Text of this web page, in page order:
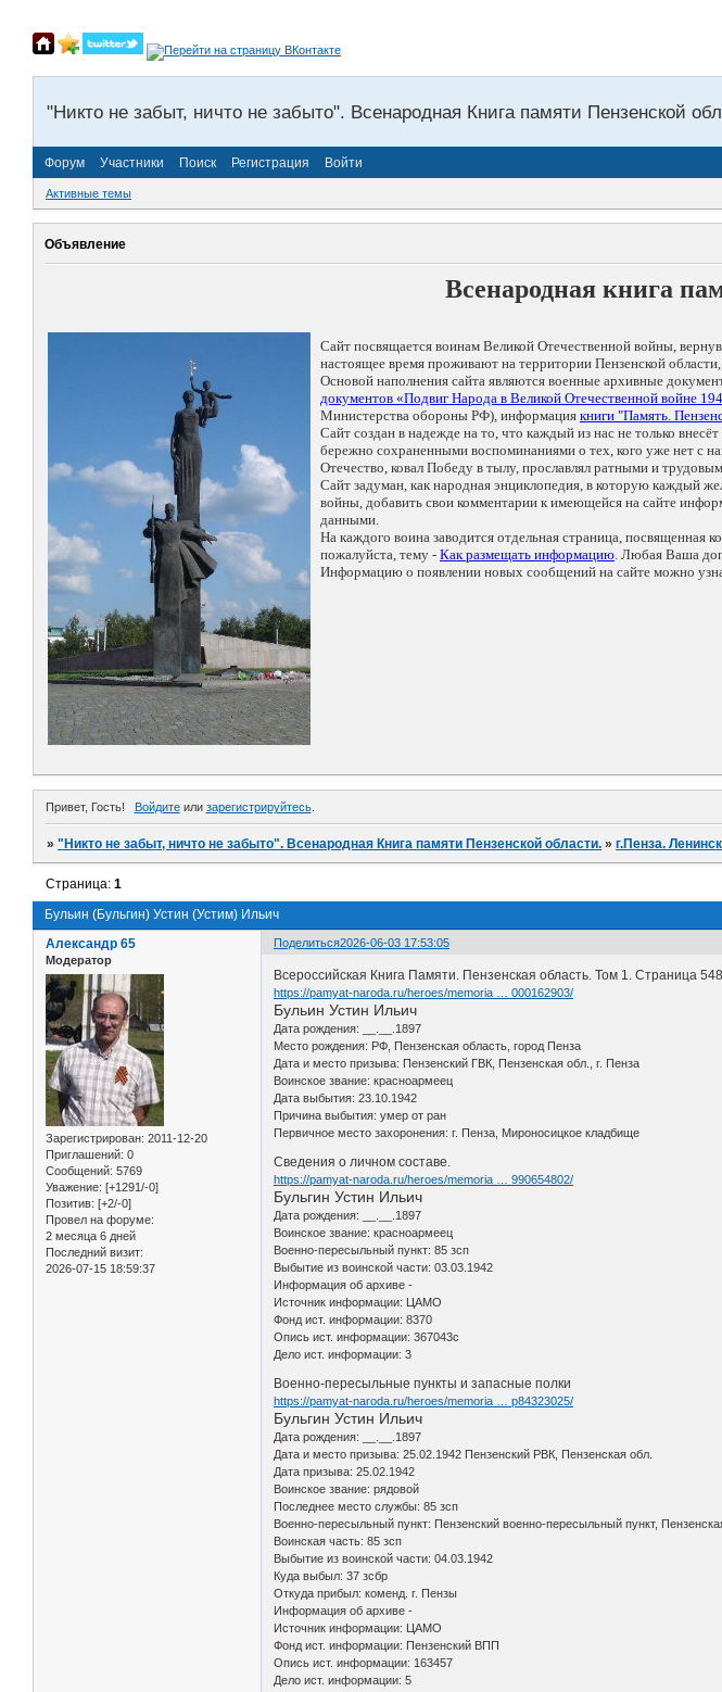
"Никто не забыт, ничто не забыто". Всенародная Книга памяти Пензенской
Форум Участники Поиск Регистрация Войти
Активные темы
Объявление
Всенародная книга
Сайт посвящается воинам Великой Отечественной войны,
настоящее время проживают на территории Пензенской
Основой наполнения сайта являются военные архивные
документов «Подвиг Народа в Великой Отечественной войне
Министерства обороны РФ), информация книги "Память.
Сайт создан в надежде на то, что каждый из нас не только
бережно сохраненными воспоминаниями о тех, кого уже нет с
Отечество, ковал Победу в тылу, прославлял ратными и
Сайт задуман, как народная энциклопедия, в которую каждый
войны, добавить свои комментарии к имеющейся на сайте
данными.
На каждого воина заводится отдельная страница,
пожалуйста, тему - Как размещать информацию. Любая Ваша
Информацию о появлении новых сообщений на сайте можно
Привет, Гость! Войдитеили зарегистрируйтесь.
»"Никто не забыт, ничто не забыто". Всенародная Книга памяти Пензенской области. »г.Пенза.
Бульин (Бульгин) Устин (Устим) Ильич
Страница:1
Поделиться2026-06-03 17:53:05
Александр 65
Модератор
Зарегистрирован: 2011-12-20
Приглашений: 0
Сообщений: 5769
Уважение: [+1291/-0]
Позитив: [+2/-0]
Провел на форуме:
2 месяца 6 дней
Последний визит:
2026-07-15 18:59:37
Всероссийская Книга Памяти. Пензенская область. Том 1. Страница
https://pamyat-naroda.ru/heroes/memoria … 000162903/
Бульин Устин Ильич
Дата рождения: __.__.1897
Место рождения: РФ, Пензенская область, город Пенза
Дата и место призыва: Пензенский ГВК, Пензенская обл., г. Пенза
Воинское звание: красноармеец
Дата выбытия: 23.10.1942
Причина выбытия: умер от ран
Первичное место захоронения: г. Пенза, Мироносицкое кладбище
Сведения о личном составе.
https://pamyat-naroda.ru/heroes/memoria … 990654802/
Бульгин Устин Ильич
Дата рождения: __.__.1897
Воинское звание: красноармеец
Военно-пересыльный пункт: 85 зсп
Выбытие из воинской части: 03.03.1942
Информация об архиве -
Источник информации: ЦАМО
Фонд ист. информации: 8370
Опись ист. информации: 367043с
Дело ист. информации: 3
Военно-пересыльные пункты и запасные полки
https://pamyat-naroda.ru/heroes/memoria … p84323025/
Бульгин Устин Ильич
Дата рождения: __.__.1897
Дата и место призыва: 25.02.1942 Пензенский РВК, Пензенская обл.
Дата призыва: 25.02.1942
Воинское звание: рядовой
Последнее место службы: 85 зсп
Военно-пересыльный пункт: Пензенский военно-пересыльный пункт,
Воинская часть: 85 зсп
Выбытие из воинской части: 04.03.1942
Куда выбыл: 37 зсбр
Откуда прибыл: коменд. г. Пензы
Информация об архиве -
Источник информации: ЦАМО
Фонд ист. информации: Пензенский ВПП
Опись ист. информации: 163457
Дело ист. информации: 5